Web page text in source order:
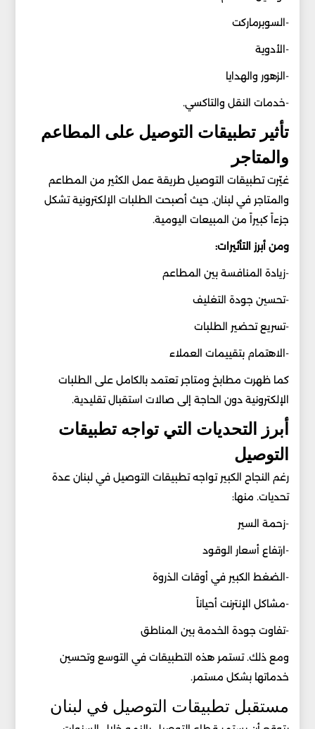
-السوبرماركت
-الأدوية
-الزهور والهدايا
-خدمات النقل والتاكسي.
تأثير تطبيقات التوصيل على المطاعم
والمتاجر
غيّرت تطبيقات التوصيل طريقة عمل الكثير من المطاعم
والمتاجر في لبنان. حيث أصبحت الطلبات الإلكترونية تشكل
جزءاً كبيراً من المبيعات اليومية.
ومن أبرز التأثيرات:
-زيادة المنافسة بين المطاعم
-تحسين جودة التغليف
-تسريع تحضير الطلبات
-الاهتمام بتقييمات العملاء
كما ظهرت مطابخ ومتاجر تعتمد بالكامل على الطلبات
الإلكترونية دون الحاجة إلى صالات استقبال تقليدية.
أبرز التحديات التي تواجه تطبيقات
التوصيل
رغم النجاح الكبير تواجه تطبيقات التوصيل في لبنان عدة
تحديات. منها:
-زحمة السير
-ارتفاع أسعار الوقود
-الضغط الكبير في أوقات الذروة
-مشاكل الإنترنت أحياناً
-تفاوت جودة الخدمة بين المناطق
ومع ذلك. تستمر هذه التطبيقات في التوسع وتحسين
خدماتها بشكل مستمر.
مستقبل تطبيقات التوصيل في لبنان